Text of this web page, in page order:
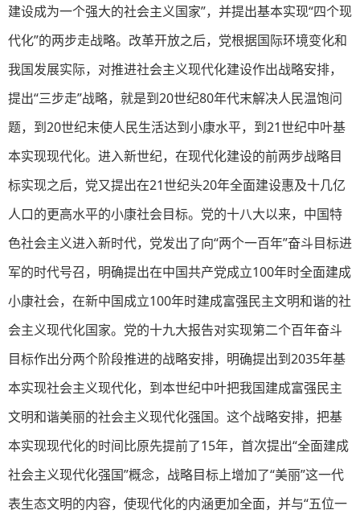
建设成为一个强大的社会主义国家”，并提出基本实现“四个现
代化”的两步走战略。改革开放之后，党根据国际环境变化和
我国发展实际，对推进社会主义现代化建设作出战略安排，
提出“三步走”战略，就是到20世纪80年代末解决人民温饱问
题，到20世纪末使人民生活达到小康水平，到21世纪中叶基
本实现现代化。进入新世纪，在现代化建设的前两步战略目
标实现之后，党又提出在21世纪头20年全面建设惠及十几亿
人口的更高水平的小康社会目标。党的十八大以来，中国特
色社会主义进入新时代，党发出了向“两个一百年”奋斗目标进
军的时代号召，明确提出在中国共产党成立100年时全面建成
小康社会，在新中国成立100年时建成富强民主文明和谐的社
会主义现代化国家。党的十九大报告对实现第二个百年奋斗
目标作出分两个阶段推进的战略安排，明确提出到2035年基
本实现社会主义现代化，到本世纪中叶把我国建成富强民主
文明和谐美丽的社会主义现代化强国。这个战略安排，把基
本实现现代化的时间比原先提前了15年，首次提出“全面建成
社会主义现代化强国”概念，战略目标上增加了“美丽”这一代
表生态文明的内容，使现代化的内涵更加全面，并与“五位一